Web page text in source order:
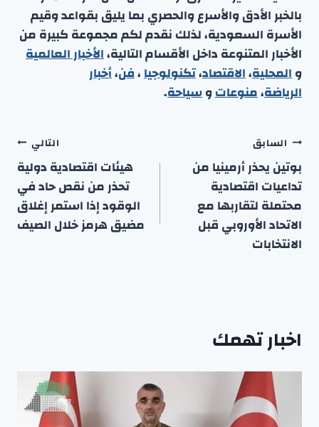
بالخبر الأدق والأسرع والحصري بما يليق بقواعد وقيم
الأسرة السعودية، لذلك نقدم لكم مجموعة كبيرة من
الأخبار المتنوعة داخل الأقسام التالية،الأخبار العالمية
والمحلية،الاقتصاد،تكنولوجيا،فن،أخبار
الرياضة،منوعاتوسياحة.
تصفّح
المقالات
السابق
بوتين يحذر أرمينيا من
تداعيات اقتصادية
محتملة لتقاربها مع
الاتحاد الأوروبي قبل
الانتخابات
التالي
هيئات اقتصادية دولية
تحذر من نقص حاد في
الوقود إذا استمر إغلاق
مضيق هرمز خلال الصيف
اخبار تهمك